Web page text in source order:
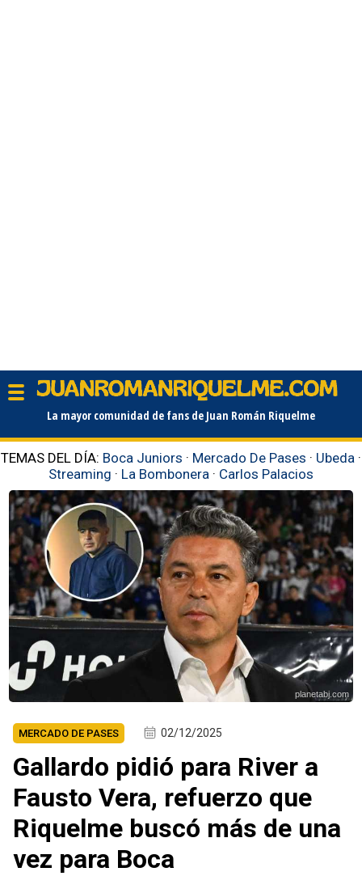
La mayor comunidad de fans de Juan Román Riquelme
TEMAS DEL DÍA: Boca Juniors · Mercado De Pases · Ubeda ·
Streaming · La Bombonera · Carlos Palacios
planetabj.com
MERCADO DE PASES 02/12/2025
Gallardo pidió para River a
Fausto Vera, refuerzo que
Riquelme buscó más de una
vez para Boca